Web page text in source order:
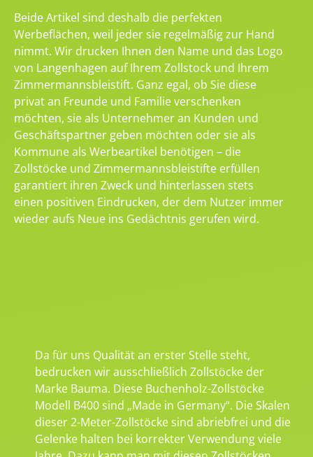
Beide Artikel sind deshalb die perfekten
Werbeflächen, weil jeder sie regelmäßig zur Hand
nimmt. Wir drucken Ihnen den Name und das Logo
von Langenhagen auf Ihrem Zollstock und Ihrem
Zimmermannsbleistift. Ganz egal, ob Sie diese
privat an Freunde und Familie verschenken
möchten, sie als Unternehmer an Kunden und
Geschäftspartner geben möchten oder sie als
Kommune als Werbeartikel benötigen – die
Zollstöcke und Zimmermannsbleistifte erfüllen
garantiert ihren Zweck und hinterlassen stets
einen positiven Eindrucken, der dem Nutzer immer
wieder aufs Neue ins Gedächtnis gerufen wird.
Da für uns Qualität an erster Stelle steht,
bedrucken wir ausschließlich Zollstöcke der
Marke Bauma. Diese Buchenholz-Zollstöcke
Modell B400 sind „Made in Germany“. Die Skalen
dieser 2-Meter-Zollstöcke sind abriebfrei und die
Gelenke halten bei korrekter Verwendung viele